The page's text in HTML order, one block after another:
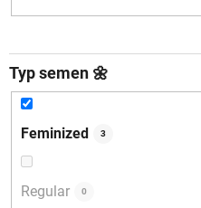
Typ semen 🌼
Feminized 3
Regular 0